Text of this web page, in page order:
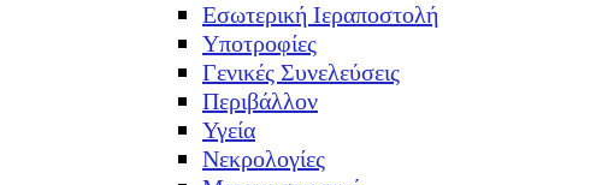
Εσωτερική Ιεραποστολή
Υποτροφίες
Γενικές Συνελεύσεις
Περιβάλλον
Υγεία
Νεκρολογίες